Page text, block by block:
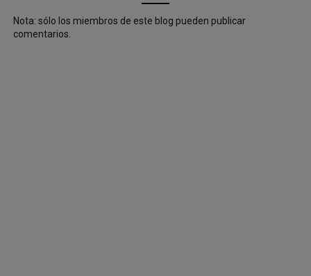
Nota: sólo los miembros de este blog pueden publicar
comentarios.